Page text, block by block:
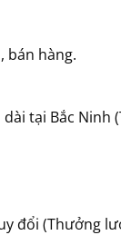
bán hàng.
tại Bắc Ninh
đổi (Thưởng